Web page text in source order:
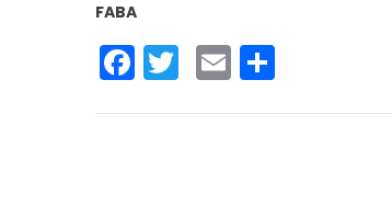
FABA
Facebook
Twitter
Email